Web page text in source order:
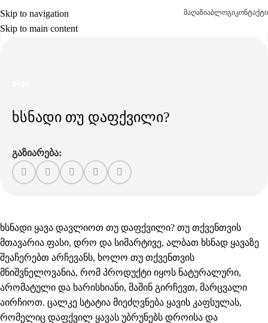
Skip to navigation
Skip to main content
მაღაზიაბლოგიკონტაქტი
ხსნადი თუ დაფქვილი?
გაზიარება:
ხსნადი ყავა დავლიოთ თუ დაფქვილი? თუ თქვენთვის
მთავარია ფასი, დრო და სიმარტივე, ალბათ ხსნად ყავაზე
შეაჩერებთ არჩევანს, ხოლო თუ თქვენთვის
მნიშვნელოვანია, რომ პროდუქტი იყოს ნატურალური,
არომატული და ხარისხიანი, მაშინ გირჩევთ, მარცვალი
აირჩიოთ. ცალკე სტატია მიეძღვნება ყავის კაფსულას,
რომელიც დაფქვილ ყავას უბრუნებს დროისა და